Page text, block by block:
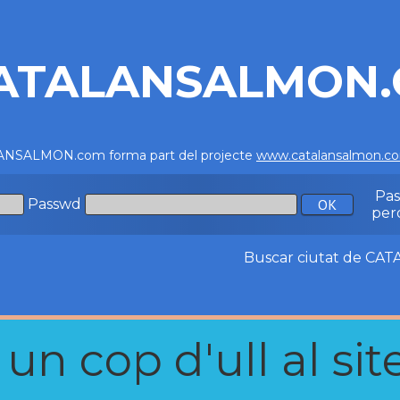
forma part del projecte
Passwd
Buscar ciutat de
cop d'ull al